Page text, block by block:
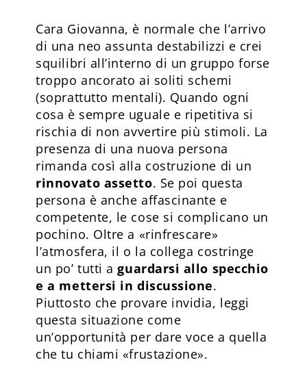
Cara Giovanna, è normale che l’arrivo
di una neo assunta destabilizzi e crei
squilibri all’interno di un gruppo forse
troppo ancorato ai soliti schemi
(soprattutto mentali). Quando ogni
cosa è sempre uguale e ripetitiva si
rischia di non avvertire più stimoli. La
presenza di una nuova persona
rimanda così alla costruzione di un
rinnovato assetto. Se poi questa
persona è anche affascinante e
competente, le cose si complicano un
pochino. Oltre a «rinfrescare»
l’atmosfera, il o la collega costringe
un po’ tutti aguardarsi allo specchio
e a mettersi in discussione.
Piuttosto che provare invidia, leggi
questa situazione come
un’opportunità per dare voce a quella
che tu chiami «frustazione».